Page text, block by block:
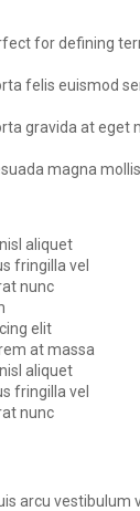
for defining
felis euismod
gravida at eget
magna
aliquet
fringilla vel
nunc
elit
at massa
aliquet
fringilla vel
nunc
arcu vestibulum